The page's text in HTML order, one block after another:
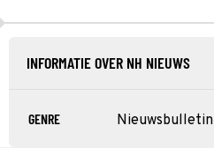
INFORMATIE OVER NH NIEUWS
GENRE Nieuwsbulletin